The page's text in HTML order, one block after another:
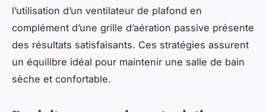
l’utilisation d’un ventilateur de plafond en
complément d’une grille d’aération passive présente
des résultats satisfaisants. Ces stratégies assurent
un équilibre idéal pour maintenir une salle de bain
sèche et confortable.